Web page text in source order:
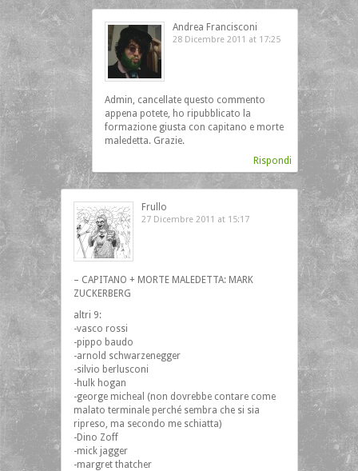
Andrea Francisconi
28 Dicembre 2011 at 17:25
Admin, cancellate questo commento
appena potete, ho ripubblicato la
formazione giusta con capitano e morte
maledetta. Grazie.
Rispondi
Frullo
27 Dicembre 2011 at 15:17
– CAPITANO + MORTE MALEDETTA: MARK
ZUCKERBERG
altri 9:
-vasco rossi
-pippo baudo
-arnold schwarzenegger
-silvio berlusconi
-hulk hogan
-george micheal (non dovrebbe contare come
malato terminale perché sembra che si sia
ripreso, ma secondo me schiatta)
-Dino Zoff
-mick jagger
-margret thatcher